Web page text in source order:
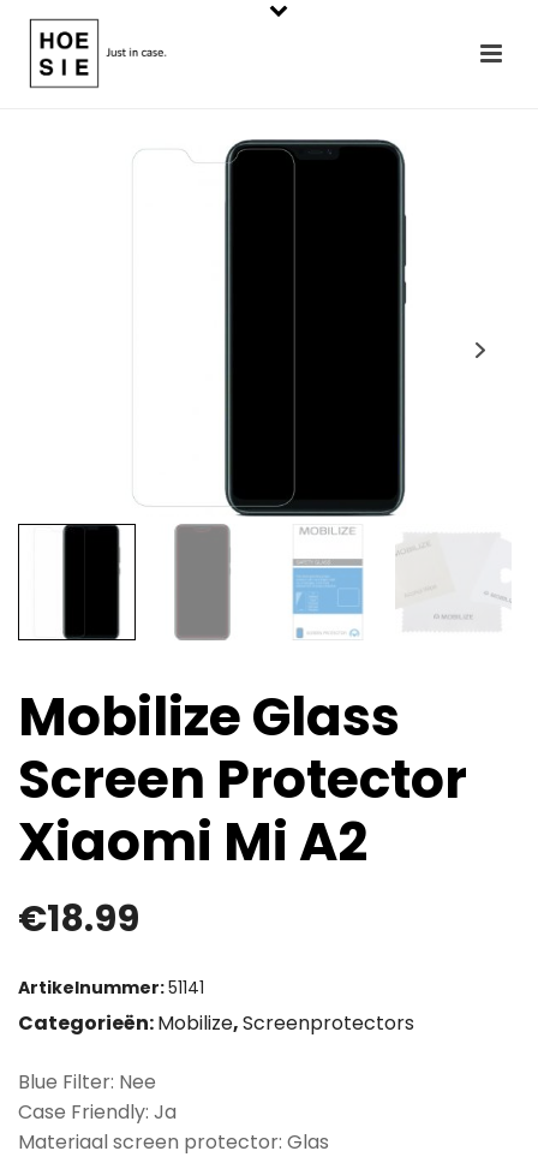
Mobilize Glass
Screen Protector
Xiaomi Mi A2
€18.99
Artikelnummer:51141
Categorieën:Mobilize,Screenprotectors
Blue Filter: Nee
Case Friendly: Ja
Materiaal screen protector: Glas